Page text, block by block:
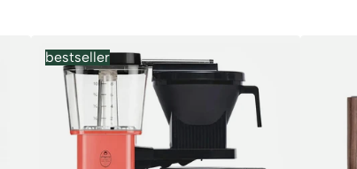
bestseller